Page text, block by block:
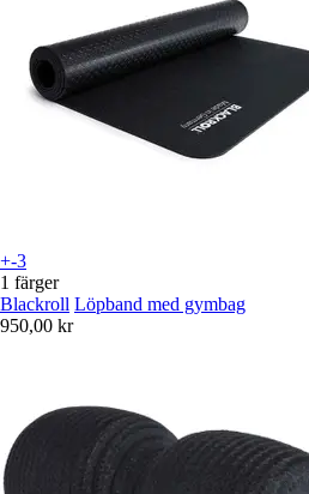
+-3
1 färger
Blackroll Löpband med gymbag
950,00 kr